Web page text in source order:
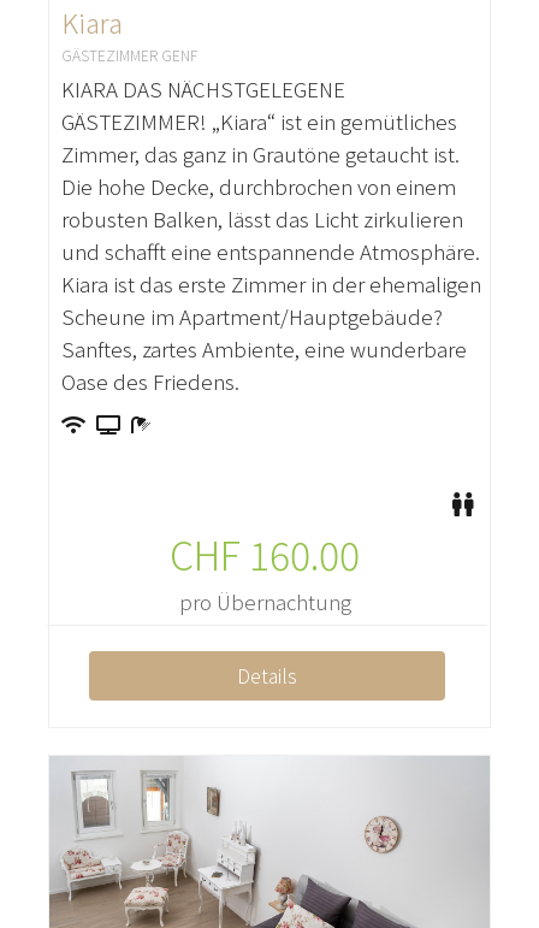
Kiara
GÄSTEZIMMER GENF
KIARA DAS NÄCHSTGELEGENE
GÄSTEZIMMER! „Kiara“ ist ein gemütliches
Zimmer, das ganz in Grautöne getaucht ist.
Die hohe Decke, durchbrochen von einem
robusten Balken, lässt das Licht zirkulieren
und schafft eine entspannende Atmosphäre.
Kiara ist das erste Zimmer in der ehemaligen
Scheune im Apartment/Hauptgebäude?
Sanftes, zartes Ambiente, eine wunderbare
Oase des Friedens.
CHF 160.00
pro Übernachtung
Details